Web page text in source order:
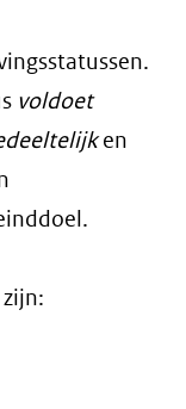
voldoet
en